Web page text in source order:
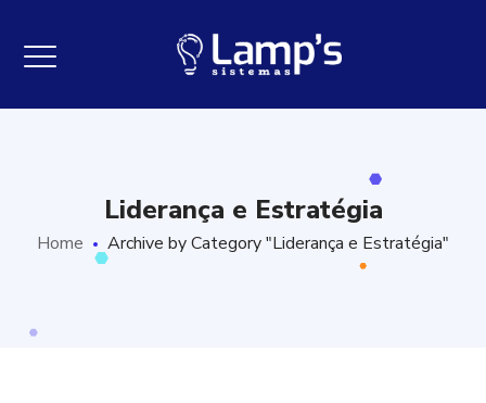
Liderança e Estratégia
Home Archive by Category "Liderança e Estratégia"